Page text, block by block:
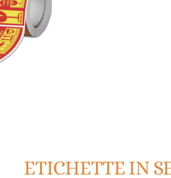
ETICHETTE IN